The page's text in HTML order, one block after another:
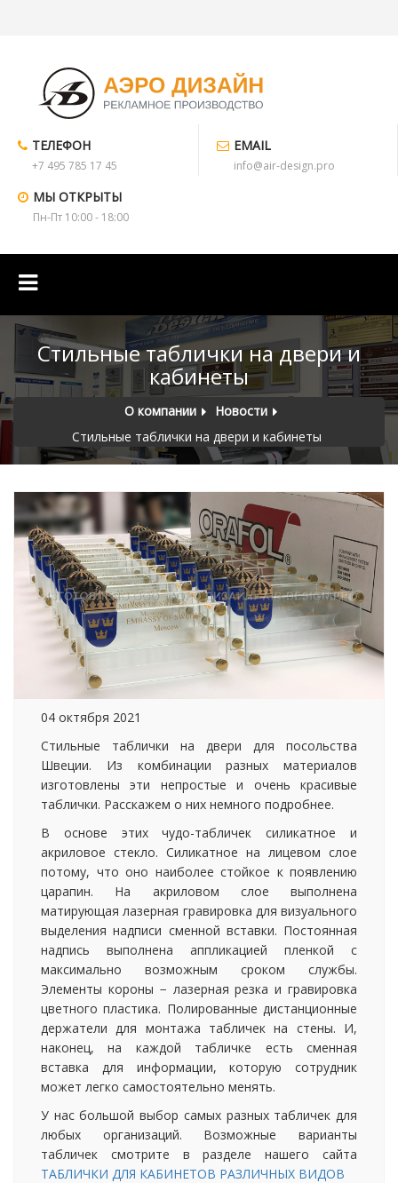
ТЕЛЕФОН
+7 495 785 17 45
EMAIL
info@air-design.pro
МЫ ОТКРЫТЫ
Пн-Пт 10:00 - 18:00
Стильные таблички на двери и
кабинеты
О компании
Новости
Стильные таблички на двери и кабинеты
04 октября 2021
Стильные таблички на двери для посольства
Швеции. Из комбинации разных материалов
изготовлены эти непростые и очень красивые
таблички. Расскажем о них немного подробнее.
В основе этих чудо-табличек силикатное и
акриловое стекло. Силикатное на лицевом слое
потому, что оно наиболее стойкое к появлению
царапин. На акриловом слое выполнена
матирующая лазерная гравировка для визуального
выделения надписи сменной вставки. Постоянная
надпись выполнена аппликацией пленкой с
максимально возможным сроком службы.
Элементы короны − лазерная резка и гравировка
цветного пластика. Полированные дистанционные
держатели для монтажа табличек на стены. И,
наконец, на каждой табличке есть сменная
вставка для информации, которую сотрудник
может легко самостоятельно менять.
У нас большой выбор самых разных табличек для
любых организаций. Возможные варианты
табличек смотрите в разделе нашего сайта
ТАБЛИЧКИ ДЛЯ КАБИНЕТОВ РАЗЛИЧНЫХ ВИДОВ